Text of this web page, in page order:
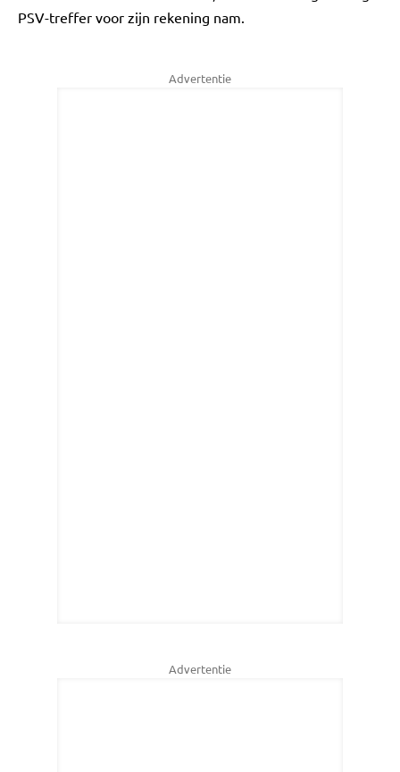
PSV-treffer voor zijn rekening nam.
Advertentie
Advertentie